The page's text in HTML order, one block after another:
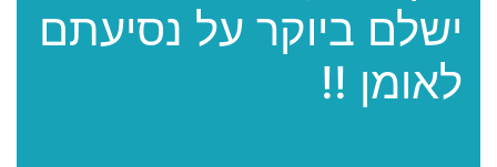
ישלם ביוקר על נסיעתם
לאומן !!